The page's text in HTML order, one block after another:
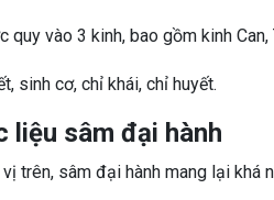
quy vào 3 kinh, bao gồm kinh Can,
sinh cơ, chỉ khái, chỉ huyết.
liệu sâm đại hành
trên, sâm đại hành mang lại